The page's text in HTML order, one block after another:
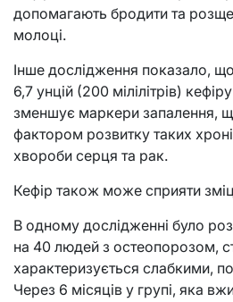
допомагають бродити та
молоці.
Інше дослідження показало,
6,7 унцій (200 мілілітрів)
зменшує маркери запалення,
фактором розвитку таких
хвороби серця та рак.
Кефір також може сприяти
В одному дослідженні було
на 40 людей з остеопорозом,
характеризується слабкими,
Через 6 місяців у групі, яка